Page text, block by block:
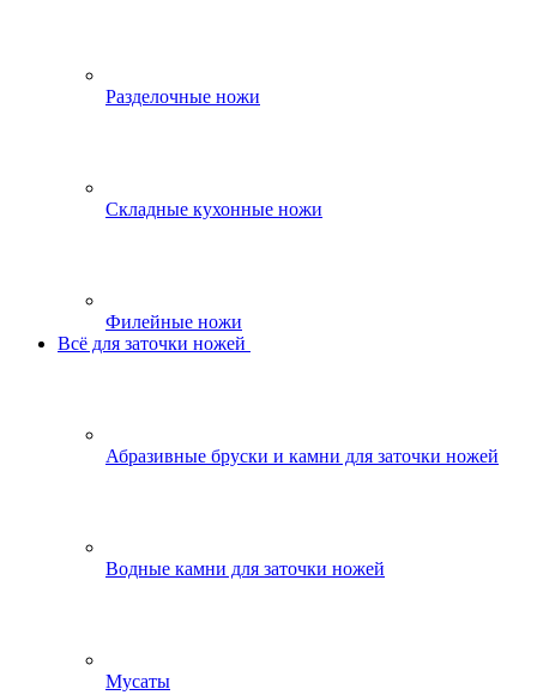
Разделочные ножи
Складные кухонные ножи
Филейные ножи
Всё для заточки ножей
Абразивные бруски и камни для заточки ножей
Водные камни для заточки ножей
Мусаты